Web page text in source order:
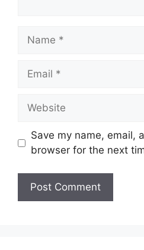
Name
Email
Website
Save my name, email,
browser for the next